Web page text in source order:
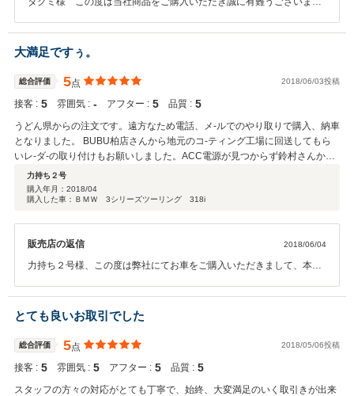
グ パフォーマンスパッケージ！！ 本当にかっこいい一台でした！少
し距離は有りますが、全国直営のネットワークを生かしてアフターフ
ォローさせて頂きます。今後もよろしくお願いします。 この度は誠に
有難うございました。
大満足ですぅ。
総合評価 5点 2018/06/03投稿
接客 : 5 雰囲気 : ‐ アフター : 5 品質 : 5
うどん県からの注文です。遠方なため電話、メ-ルでのやり取りで購入、納車
となりました。 BUBU柏店さんから地元のコ-ティング工場に回送してもら
いレ-ダ-の取り付けもお願いしました。ACC電源が見つからず鈴村さんから
アドバイスをいただいたとのことで取り付け完了。ピカピカの車をGWに受
け取り１ヶ月。こちらのBMWディ-ラ-に保証継続もおわり一段落しました。
現行モデルなので鈴村さんにお願いして紙のカタログを取り寄せてもらいま
力持ち２号
購入年月： 2018/04
購入した車：ＢＭＷ 3シリーズツーリング 318i
販売店の返信 2018/06/04
力持ち２号様、この度は弊社にてお車をご購入いただきまして、本当
ます。今回は遠方からのご購入の為、力持ち２号様のお手元に届いて
そのようにお気に召していただきまして、私共と致しましても本当に
良かったと思っております。今後点検などは距離の壁があり難しいと
は思いますが、何かの際にはいつでもお気軽にお声がけください！そ
して素晴らしいカーライフを送って頂けますよう心からお祈りしてお
ります。今後とも、光岡自動車をよろしくお願い致します。力持ち２
号様、重ねましてご縁を頂きましてありがとうございました。
とても良いお取引でした
総合評価 5点 2018/05/06投稿
接客 : 5 雰囲気 : 5 アフター : 5 品質 : 5
スタッフの方々の対応がとても丁寧で、始終、大変満足のいく取引きが出来